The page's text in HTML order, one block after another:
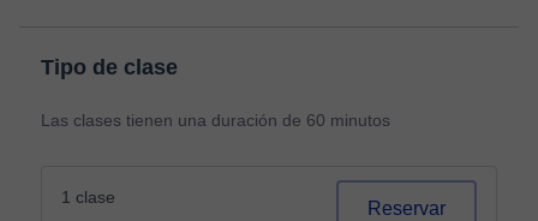
Tipo de clase
Las clases tienen una duración de 60 minutos
1 clase
Reservar